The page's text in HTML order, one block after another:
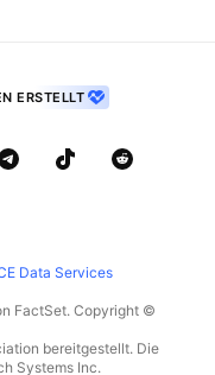
ERSTELLT
Data Services
FactSet. Copyright ©
bereitgestellt. Die
Systems Inc.